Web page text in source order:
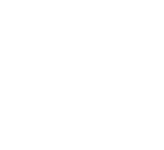
recensies